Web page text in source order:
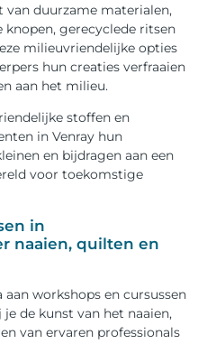
duurzame materialen,
knopen, gerecyclede ritsen
milieuvriendelijke opties
hun creaties verfraaien
aan het milieu.
stoffen en
in Venray hun
en bijdragen aan een
voor toekomstige
in
naaien, quilten en
aan workshops en cursussen
de kunst van het naaien,
van ervaren professionals